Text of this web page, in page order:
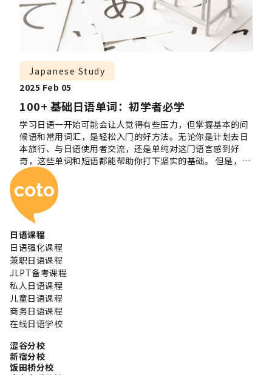
100+ 基础日语单词：初学者必学
Japanese Study
2025 Feb 05
学习日语一开始可能会让人觉得有些压力，但掌握基本的问
候语和常用词汇，是轻松入门的好方法。无论你是计划去日
本旅行、与日语使用者交流，还是单纯对这门语言感到好
奇，这些单词和短语都能帮助你打下坚实的基础。 但是，最
先需要学习的 100 个日语单词是什么呢？在本指南中，我们
为你整理了 100 多个最实用的日语初学者必备词汇。 对学习
日语感兴趣吗？Coto 日语学院专注于为日语学习者打造个
性化学习体验。今天就和我们一起开启你的日语学习之旅
吧！ 下载我们的基础日语单词速查表！ 如果你想随时随地学
习日语单词，可以下载下面的基础日语单词速查表图片。保
存到你的设备里，需要快速记忆词汇时随时查看！ 掌握基础
日语问候语和常用词 要学好日语，首先必须学会如何打招
呼。以下是最常见的日语问候语，附有发音和中文意思，是
所有初学者学习日语时必备的内容。 基础日语问候语 日语
发音 含义 おはようございます Ohayou gozaimasu 早上好
（正式） こんにちは Konnichiwa 你好 / 下午好 こんばん
は Konbanwa 晚上好 おやすみなさい Oyasuminasai 晚安
（正式） ありがとうございます Arigatou gozaimasu 谢
谢 すみません Sumimasen 打扰一下 / 对不起 ごめんなさ
い Gomennasai 抱歉（正式） はい Hai 是 いいえ Iie 不是
文化小贴士：在日本，说问候语时通常会伴随鞠躬，这是表
Coto 日本语学校
日语课程
日语强化课程
兼职日语课程
JLPT备考课程
私人日语课程
儿童日语课程
商务日语课程
在线日语学校
涩谷分校
新宿分校
饭田桥分校